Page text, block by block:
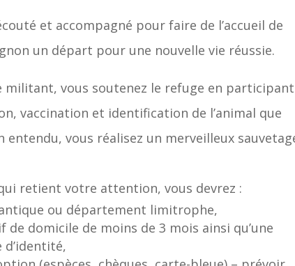
et accompagné pour faire de l’accueil de
un départ pour une nouvelle vie réussie.
militant, vous soutenez le refuge en participant
vaccination et identification de l’animal que
entendu, vous réalisez un merveilleux
retient votre attention, vous devrez :
ou département limitrophe,
domicile de moins de 3 mois ainsi qu’une